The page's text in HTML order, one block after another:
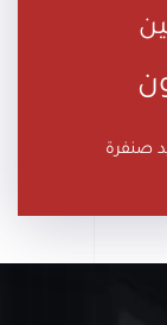
صنفرة